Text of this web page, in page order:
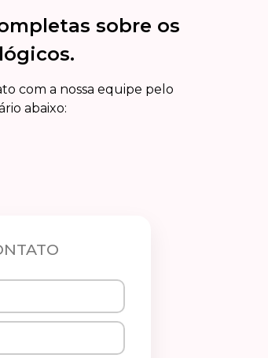
sobre os
com a nossa equipe pelo
abaixo: